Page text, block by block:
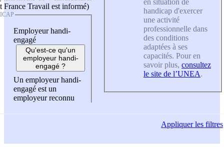
France Travail est informé)
Employeur handi-
engagé
Qu'est-ce qu'un
employeur handi-
engagé ?
Un employeur handi-
engagé est un
employeur reconnu
en situation de
handicap d'exercer
une activité
professionnelle dans
des conditions
adaptées à ses
capacités. Pour en
savoir plus, consultez
le site de l’UNEA.
Appliquerles filtres